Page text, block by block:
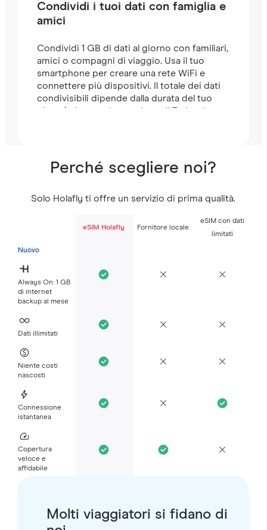
Condividi i tuoi dati con famiglia e
amici
Condividi 1 GB di dati al giorno con familiari,
amici o compagni di viaggio. Usa il tuo
smartphone per creare una rete WiFi e
connettere più dispositivi. Il totale dei dati
condivisibili dipende dalla durata del tuo
piano (ad esempio, un piano di 7 giorni
Perché scegliere noi?
Solo Holafly ti offre un servizio di prima qualità.
eSIM Holafly Fornitore locale
eSIM con dati
limitati
Nuovo
Always On: 1 GB
di internet
backup al mese
Dati illimitati
Niente costi
nascosti
Connessione
istantanea
Copertura
veloce e
affidabile
Molti viaggiatori si fidano di